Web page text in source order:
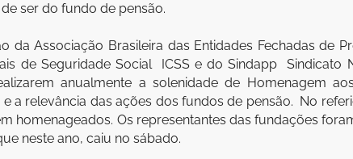
ser do fundo de pensão.
da Associação Brasileira das Entidades Fechadas de
de Seguridade Social  ICSS e do Sindapp 
anualmente a solenidade de Homenagem
a relevância das ações dos fundos de pensão. No
homenageados. Os representantes das fundações
neste ano, caiu no sábado.